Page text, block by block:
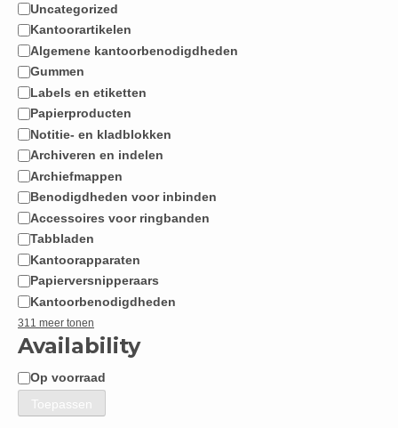
Categorie
Uncategorized
Kantoorartikelen
Algemene kantoorbenodigdheden
Gummen
Labels en etiketten
Papierproducten
Notitie- en kladblokken
Archiveren en indelen
Archiefmappen
Benodigdheden voor inbinden
Accessoires voor ringbanden
Tabbladen
Kantoorapparaten
Papierversnipperaars
Kantoorbenodigdheden
311 meer tonen
Availability
Beschikbaarheid
Op voorraad
Toepassen